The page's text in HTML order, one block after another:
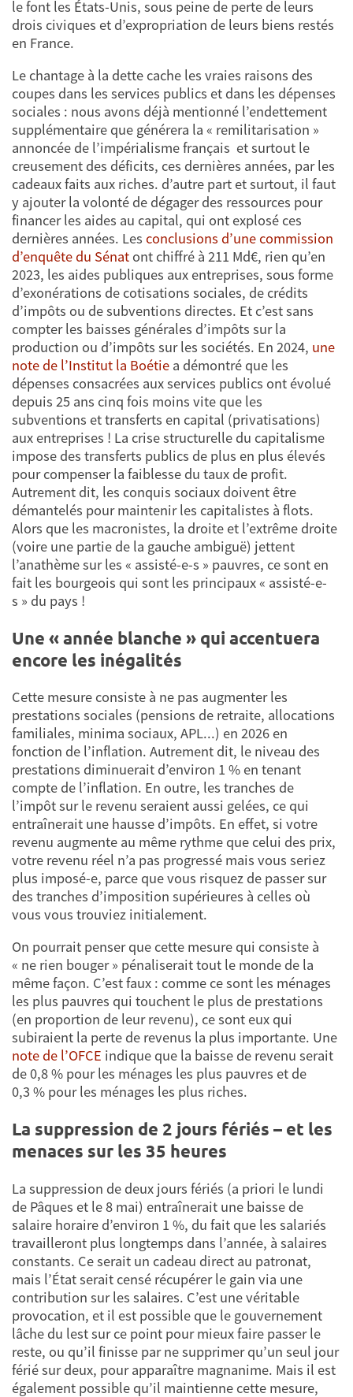
le font les États-Unis, sous peine de perte de leurs
drois civiques et d’expropriation de leurs biens restés
en France.
Le chantage à la dette cache les vraies raisons des
coupes dans les services publics et dans les dépenses
sociales : nous avons déjà mentionné l’endettement
supplémentaire que générera la « remilitarisation »
annoncée de l’impérialisme français et surtout le
creusement des déficits, ces dernières années, par les
cadeaux faits aux riches. d’autre part et surtout, il faut
y ajouter la volonté de dégager des ressources pour
financer les aides au capital, qui ont explosé ces
dernières années. Les conclusions d’une commission
d’enquête du Sénat ont chiffré à 211 Md€, rien qu’en
2023, les aides publiques aux entreprises, sous forme
d’exonérations de cotisations sociales, de crédits
d’impôts ou de subventions directes. Et c’est sans
compter les baisses générales d’impôts sur la
production ou d’impôts sur les sociétés. En 2024, une
note de l’Institut la Boétie a démontré que les
dépenses consacrées aux services publics ont évolué
depuis 25 ans cinq fois moins vite que les
subventions et transferts en capital (privatisations)
aux entreprises ! La crise structurelle du capitalisme
impose des transferts publics de plus en plus élevés
pour compenser la faiblesse du taux de profit.
Autrement dit, les conquis sociaux doivent être
démantelés pour maintenir les capitalistes à flots.
Alors que les macronistes, la droite et l’extrême droite
(voire une partie de la gauche ambiguë) jettent
l’anathème sur les « assisté-e-s » pauvres, ce sont en
fait les bourgeois qui sont les principaux « assisté-e-
s » du pays !
Une « année blanche » qui accentuera
encore les inégalités
Cette mesure consiste à ne pas augmenter les
prestations sociales (pensions de retraite, allocations
familiales, minima sociaux, APL...) en 2026 en
fonction de l’inflation. Autrement dit, le niveau des
prestations diminuerait d’environ 1 % en tenant
compte de l’inflation. En outre, les tranches de
l’impôt sur le revenu seraient aussi gelées, ce qui
entraînerait une hausse d’impôts. En effet, si votre
revenu augmente au même rythme que celui des prix,
votre revenu réel n’a pas progressé mais vous seriez
plus imposé-e, parce que vous risquez de passer sur
des tranches d’imposition supérieures à celles où
vous vous trouviez initialement.
On pourrait penser que cette mesure qui consiste à
« ne rien bouger » pénaliserait tout le monde de la
même façon. C’est faux : comme ce sont les ménages
les plus pauvres qui touchent le plus de prestations
(en proportion de leur revenu), ce sont eux qui
subiraient la perte de revenus la plus importante. Une
note de l’OFCE indique que la baisse de revenu serait
de 0,8 % pour les ménages les plus pauvres et de
0,3 % pour les ménages les plus riches.
La suppression de 2 jours fériés – et les
menaces sur les 35 heures
La suppression de deux jours fériés (a priori le lundi
de Pâques et le 8 mai) entraînerait une baisse de
salaire horaire d’environ 1 %, du fait que les salariés
travailleront plus longtemps dans l’année, à salaires
constants. Ce serait un cadeau direct au patronat,
mais l’État serait censé récupérer le gain via une
contribution sur les salaires. C’est une véritable
provocation, et il est possible que le gouvernement
lâche du lest sur ce point pour mieux faire passer le
reste, ou qu’il finisse par ne supprimer qu’un seul jour
férié sur deux, pour apparaître magnanime. Mais il est
également possible qu’il maintienne cette mesure,